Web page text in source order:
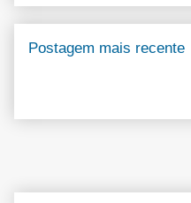
Postagem mais recente